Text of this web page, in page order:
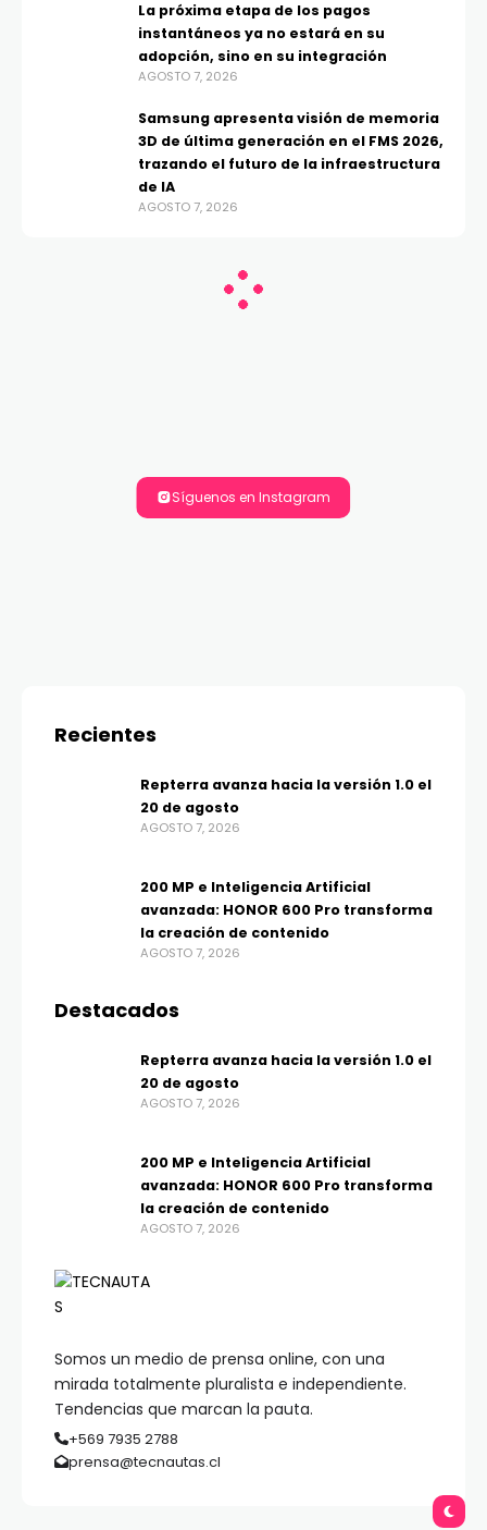
La próxima etapa de los pagos
instantáneos ya no estará en su
adopción, sino en su integración
AGOSTO 7, 2026
Samsung apresenta visión de memoria
3D de última generación en el FMS 2026,
trazando el futuro de la infraestructura
de IA
AGOSTO 7, 2026
Síguenos en Instagram
Somos un medio de prensa online, con una
mirada totalmente pluralista e independiente.
Tendencias que marcan la pauta.
+569 7935 2788
prensa@tecnautas.cl
Recientes
Repterra avanza hacia la versión 1.0 el
20 de agosto
AGOSTO 7, 2026
200 MP e Inteligencia Artificial
avanzada: HONOR 600 Pro transforma
la creación de contenido
AGOSTO 7, 2026
Destacados
Repterra avanza hacia la versión 1.0 el
20 de agosto
AGOSTO 7, 2026
200 MP e Inteligencia Artificial
avanzada: HONOR 600 Pro transforma
la creación de contenido
AGOSTO 7, 2026